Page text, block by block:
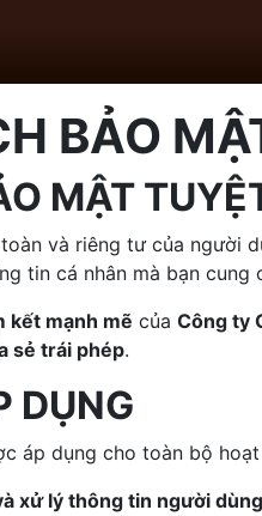
BẢO
MẬT
và riêng tư của người
tin cá nhân mà bạn cung
kết mạnh mẽ của Công ty
sẻ trái phép.
DỤNG
áp dụng cho toàn bộ
xử lý thông tin người